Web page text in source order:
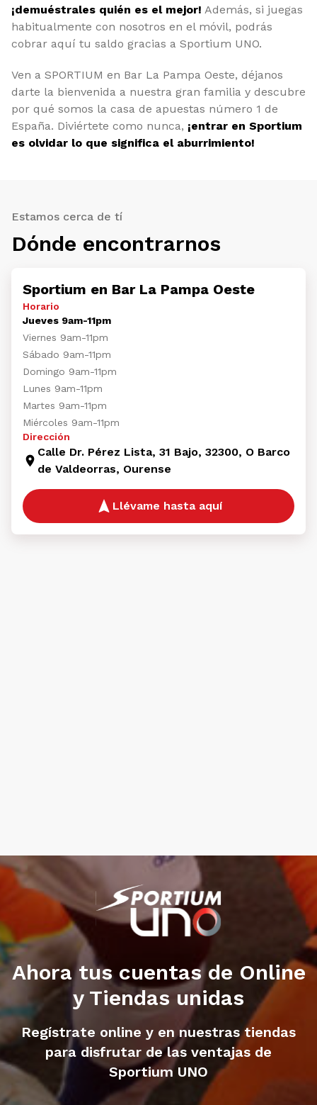
¡demuéstrales quién es el mejor! Además, si juegas
habitualmente con nosotros en el móvil, podrás
cobrar aquí tu saldo gracias a Sportium UNO.
Ven a SPORTIUM en Bar La Pampa Oeste, déjanos
darte la bienvenida a nuestra gran familia y descubre
por qué somos la casa de apuestas número 1 de
España. Diviértete como nunca, ¡entrar en Sportium
es olvidar lo que significa el aburrimiento!
Estamos cerca de tí
Dónde encontrarnos
Sportium en Bar La Pampa Oeste
Horario
Jueves 9am-11pm
Viernes 9am-11pm
Sábado 9am-11pm
Domingo 9am-11pm
Lunes 9am-11pm
Martes 9am-11pm
Miércoles 9am-11pm
Dirección
Calle Dr. Pérez Lista, 31 Bajo, 32300, O Barco
de Valdeorras, Ourense
Llévame hasta aquí
Ahora tus cuentas de Online
y Tiendas unidas
Regístrate online y en nuestras tiendas
para disfrutar de las ventajas de
Sportium UNO